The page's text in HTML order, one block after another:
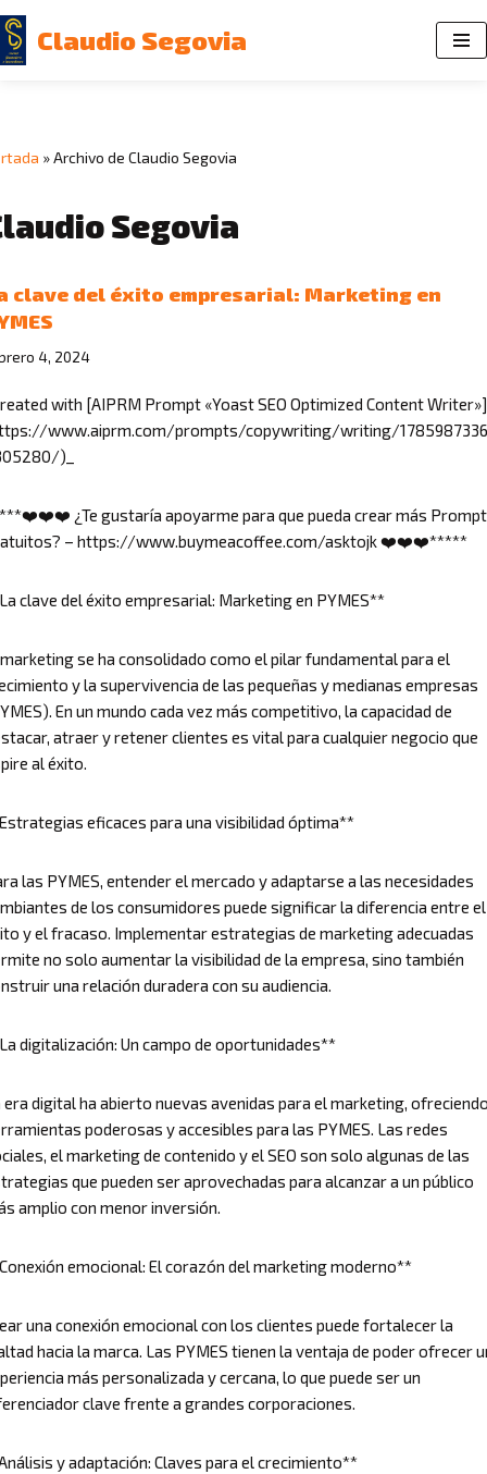
Saltar
Claudio Segovia
»Archivo de Claudio Segovia
Segovia
clave del éxito empresarial: Marketing en
4, 2024
with [AIPRM Prompt «Yoast SEO Optimized Content Writer»]
www.aiprm.com/prompts/copywriting/writing/
)_
¿Te gustaría apoyarme para que pueda crear más
– https://www.buymeacoffee.com/asktojk ❤️❤️❤️*****
clave del éxito empresarial: Marketing en PYMES**
se ha consolidado como el pilar fundamental para el
y la supervivencia de las pequeñas y medianas empresas
En un mundo cada vez más competitivo, la capacidad de
atraer y retener clientes es vital para cualquier negocio que
al éxito.
eficaces para una visibilidad óptima**
las PYMES, entender el mercado y adaptarse a las necesidades
de los consumidores puede significar la diferencia entre el
y el fracaso. Implementar estrategias de marketing adecuadas
no solo aumentar la visibilidad de la empresa, sino también
una relación duradera con su audiencia.
digitalización: Un campo de oportunidades**
era digital ha abierto nuevas avenidas para el marketing,
poderosas y accesibles para las PYMES. Las redes
el marketing de contenido y el SEO son solo algunas de las
que pueden ser aprovechadas para alcanzar a un público
amplio con menor inversión.
emocional: El corazón del marketing moderno**
una conexión emocional con los clientes puede fortalecer la
hacia la marca. Las PYMES tienen la ventaja de poder ofrecer
más personalizada y cercana, lo que puede ser un
clave frente a grandes corporaciones.
y adaptación: Claves para el crecimiento**